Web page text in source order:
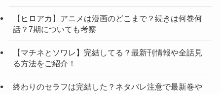
【ヒロアカ】アニメは漫画のどこまで？続きは何巻何
話？7期についても考察
【マチネとソワレ】完結してる？最新刊情報や全話見
る方法をご紹介！
終わりのセラフは完結した？ネタバレ注意で最新巻や